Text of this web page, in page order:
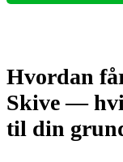
Hvordan
Skive —
til din